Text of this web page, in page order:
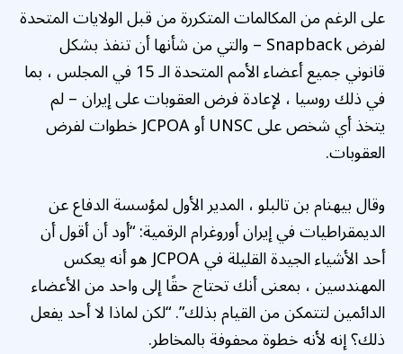
على الرغم من المكالمات المتكررة من قبل الولايات المتحدة
لفرض Snapback – والتي من شأنها أن تنفذ بشكل
قانوني جميع أعضاء الأمم المتحدة الـ 15 في المجلس ، بما
في ذلك روسيا ، لإعادة فرض العقوبات على إيران – لم
يتخذ أي شخص على UNSC أو JCPOA خطوات لفرض
العقوبات.
وقال بيهنام بن تالبلو ، المدير الأول لمؤسسة الدفاع عن
الديمقراطيات في إيران أوروغرام الرقمية: “أود أن أقول أن
أحد الأشياء الجيدة القليلة في JCPOA هو أنه يعكس
المهندسين ، بمعنى أنك تحتاج حقًا إلى واحد من الأعضاء
الدائمين لتتمكن من القيام بذلك”. “لكن لماذا لا أحد يفعل
ذلك؟ إنه لأنه خطوة محفوفة بالمخاطر.